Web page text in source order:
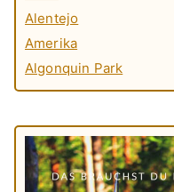
Alentejo
Amerika
Algonquin Park